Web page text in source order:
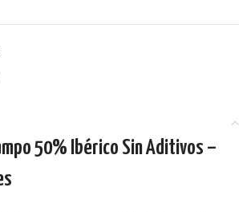
50% Ibérico Sin Aditivos –